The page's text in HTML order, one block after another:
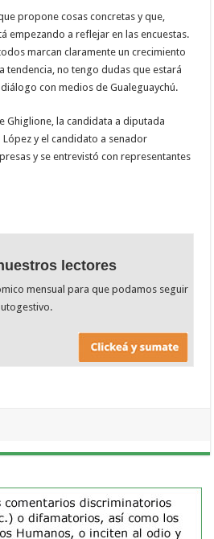
propone cosas concretas y que,
empezando a reflejar en las encuestas.
marcan claramente un crecimiento
tendencia, no tengo dudas que estará
con medios de Gualeguaychú.
Ghiglione, la candidata a diputada
y el candidato a senador
y se entrevistó con representantes
lectores
mensual para que podamos seguir